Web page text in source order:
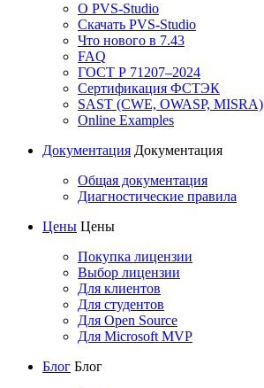
О PVS-Studio
Скачать PVS-Studio
Что нового в 7.43
FAQ
ГОСТ Р 71207–2024
Сертификация ФСТЭК
SAST (CWE, OWASP, MISRA)
Online Examples
Документация Документация
Общая документация
Диагностические правила
Цены Цены
Покупка лицензии
Выбор лицензии
Для клиентов
Для студентов
Для Open Source
Для Microsoft MVP
Блог Блог